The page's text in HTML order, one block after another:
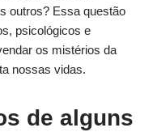
outros? Essa questão
psicológicos e
os mistérios da
nossas vidas.
de alguns